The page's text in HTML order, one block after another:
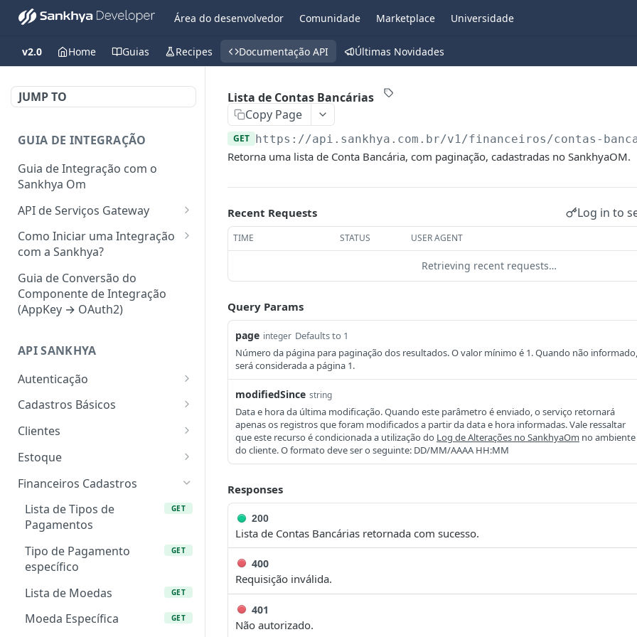
Área do desenvolvedor Comunidade Marketplace Universidade
v2.0 Home Guias Recipes Documentação API Últimas Novidades
JUMP TO
GUIA DE INTEGRAÇÃO
Guia de Integração com o
Sankhya Om
API de Serviços Gateway
Camada de autorização para
API
Requisições via Gateway
Mapeamento de serviços
Códigos de Retorno da API
FAQ
Como Iniciar uma Integração
com a Sankhya?
Concedendo Acesso a Área do
Desenvolvedor para
Colaboradores
no SankhyaOm
Guia de Conversão do
Componente de Integração
(AppKey → OAuth2)
API SANKHYA
Autenticação
Autenticação com
legado/descontinuado)
Autenticação com OAuth
POST
Cadastros Básicos
Lista de Naturezas
Lista de Centros de
Resultado
Natureza Específica
Lista de Tipos de
Operação
Centro de Resultado
Específico
Projeto Específico
Clientes
Retornar lista de clientes
Incluir cliente
Incluir contatos para o
cliente
POST
Atualizar cliente PUT
Atualizar contato do
cliente
Estoque
Obter dados de estoque
de um produto
Obter dados de estoque
de vários produtos
Lista de Locais de
Estoque
específico
Financeiros Cadastros
Lista de Tipos de
Pagamentos
GET
Tipo de Pagamento
específico
GET
Lista de Moedas GET
Moeda Específica GET
Lista de Contas Bancárias
Copy Page
GET https://api.sankhya.com.br/v1/financeiros/contas-
Retorna uma lista de Conta Bancária, com paginação, cadastradas no SankhyaOM.
Recent Requests Log in to
TIME STATUS USER AGENT
Retrieving recent requests…
Query Params
page integer Defaults to 1
Número da página para paginação dos resultados. O valor mínimo é 1. Quando não informado,
será considerada a página 1.
modifiedSince string
Data e hora da última modificação. Quando este parâmetro é enviado, o serviço retornará
apenas os registros que foram modificados a partir da data e hora informadas. Vale ressaltar
que este recurso é condicionada a utilização do Log de Alterações no SankhyaOm no ambiente
do cliente. O formato deve ser o seguinte: DD/MM/AAAA HH:MM
Responses
200
Lista de Contas Bancárias retornada com sucesso.
400
Requisição inválida.
401
Não autorizado.